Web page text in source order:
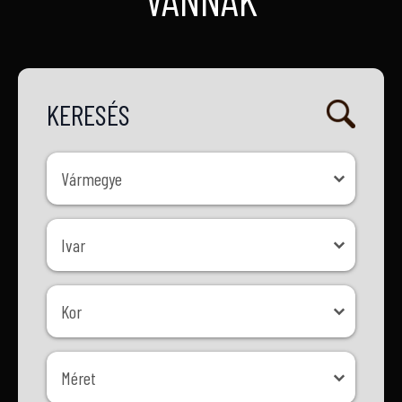
KERESÉS
Vármegye
Vármegye
Ivar
Ivar
Kor
Kor
Méret
Méret